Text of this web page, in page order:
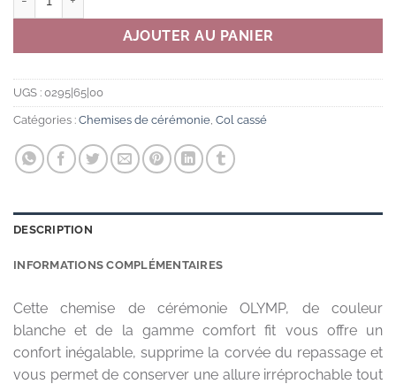
AJOUTER AU PANIER
UGS : 0295|65|00
Catégories : Chemises de cérémonie Col cassé
DESCRIPTION
INFORMATIONS COMPLÉMENTAIRES
Cette chemise de cérémonie OLYMP, de couleur
blanche et de la gamme comfort fit vous offre un
confort inégalable, supprime la corvée du repassage et
vous permet de conserver une allure irréprochable tout